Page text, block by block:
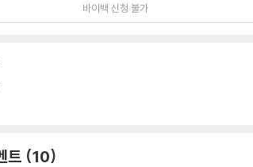
바이백 신청 불가
트 10